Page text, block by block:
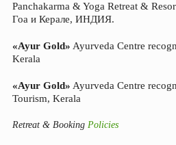
Panchakarma & Yoga Retreat &
Гоа и Керале, ИНДИЯ.
«Ayur Gold» Ayurveda Centre
Kerala
«Ayur Gold» Ayurveda Centre
Tourism, Kerala
Retreat & Booking Policies